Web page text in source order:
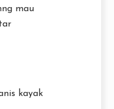
mau
kayak